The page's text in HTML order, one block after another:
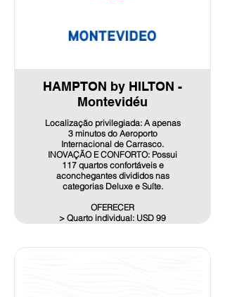
HAMPTON by HILTON -
Montevidéu
Localização privilegiada: A apenas
3 minutos do Aeroporto
Internacional de Carrasco.
INOVAÇÃO E CONFORTO: Possui
117 quartos confortáveis e
aconchegantes divididos nas
categorias Deluxe e Suíte.
OFERECER
> Quarto individual: USD 99
*Tarifa por NOITE por quarto com